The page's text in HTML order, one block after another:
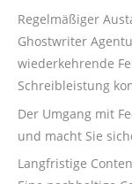
Regelmäßiger
Ghostwriter
wiederkehrende
Schreibleistung
Der Umgang mit
und macht Sie
Langfristige